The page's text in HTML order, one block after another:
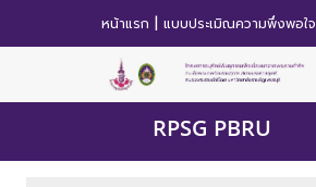
หน้าแรก | แบบประเมิณความพึ่งพอใจ
RPSG PBRU